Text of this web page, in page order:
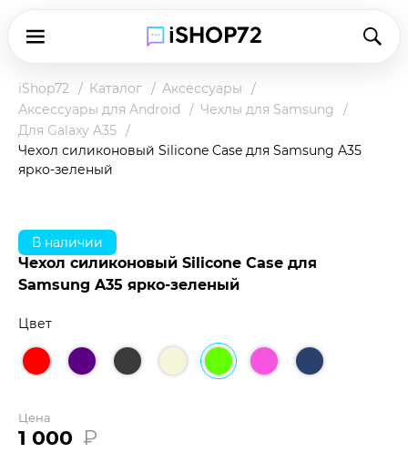
iShop72 Каталог
Аксессуары
Аксессуары для Android
Чехлы для Samsung
Для Galaxy A35
Чехол силиконовый Silicone Case для Samsung A35
ярко-зеленый
В наличии
Чехол силиконовый Silicone Case для
Samsung A35 ярко-зеленый
Цвет
Цена
1 000 ₽